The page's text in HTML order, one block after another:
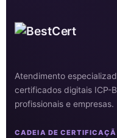
Atendimento
certificados digitais ICP-
profissionais e empresas.
CADEIA DE